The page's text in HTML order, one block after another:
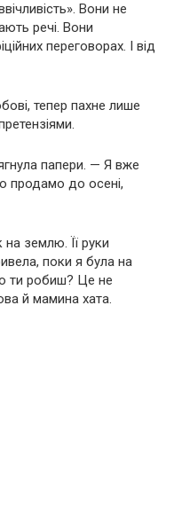
Вони не
речі. Вони
переговорах. І від
тепер пахне лише
папери. — Я вже
продамо до осені,
землю. Її руки
поки я була на
ти робиш? Це не
й мамина хата.